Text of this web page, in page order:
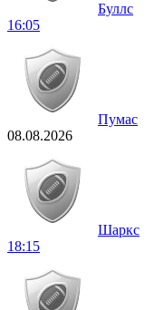
Буллс
16:05
Пумас
08.08.2026
Шаркс
18:15